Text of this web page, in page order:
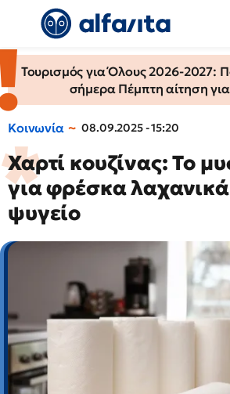
Τουρισμός για Όλους 2026-2027:
σήμερα Πέμπτη αίτηση
Κοινωνία 08.09.2025 - 15:20
Χαρτί κουζίνας: Το
για φρέσκα
ψυγείο